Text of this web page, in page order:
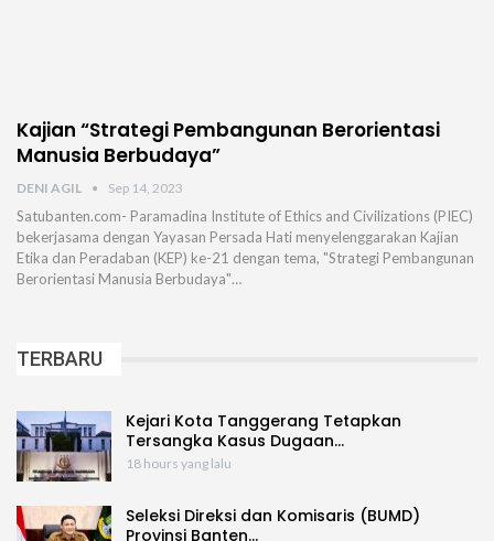
Kajian “Strategi Pembangunan Berorientasi
Manusia Berbudaya”
DENI AGIL Sep 14, 2023
Satubanten.com- Paramadina Institute of Ethics and Civilizations (PIEC)
bekerjasama dengan Yayasan Persada Hati menyelenggarakan Kajian
Etika dan Peradaban (KEP) ke-21 dengan tema, "Strategi Pembangunan
Berorientasi Manusia Berbudaya"…
TERBARU
Kejari Kota Tanggerang Tetapkan
Tersangka Kasus Dugaan…
18 hours yang lalu
Seleksi Direksi dan Komisaris (BUMD)
Provinsi Banten…